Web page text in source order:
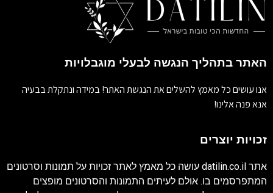
האתר בתהליך הנגשה לבעלי מוגבלויות
אנו עושים כל מאמץ להשלים את הנגשת האתר! במידה ונתקלת בבעיה
אנא פנה אלינו!
זכויות יוצרים
אתר datilin.co.il עושה כל מאמץ לאתר זכויות על תמונות וסרטונים
המתפרסמים בו. אולם לעיתים התמונות והסרטונים מופצים